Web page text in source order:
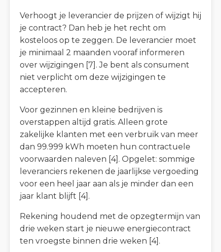
Verhoogt je leverancier de prijzen of wijzigt hij
je contract? Dan heb je het recht om
kosteloos op te zeggen. De leverancier moet
je minimaal 2 maanden vooraf informeren
over wijzigingen [7]. Je bent als consument
niet verplicht om deze wijzigingen te
accepteren.
Voor gezinnen en kleine bedrijven is
overstappen altijd gratis. Alleen grote
zakelijke klanten met een verbruik van meer
dan 99.999 kWh moeten hun contractuele
voorwaarden naleven [4]. Opgelet: sommige
leveranciers rekenen de jaarlijkse vergoeding
voor een heel jaar aan als je minder dan een
jaar klant blijft [4].
Rekening houdend met de opzegtermijn van
drie weken start je nieuwe energiecontract
ten vroegste binnen drie weken [4].